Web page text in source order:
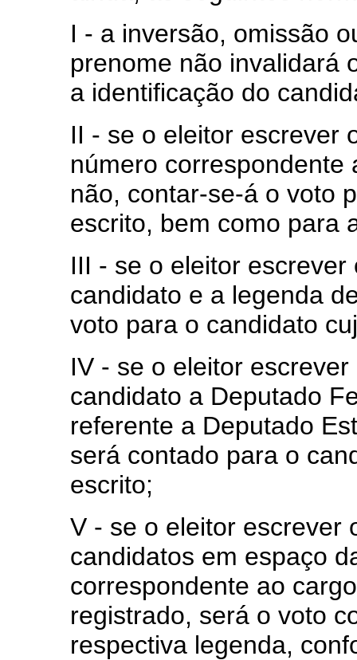
I - a inversão, omissão
prenome não invalidará
a identificação do
II - se o eleitor escrever
número correspondente
não, contar-se-á o voto
escrito, bem como para
III - se o eleitor
candidato e a legenda
voto para o candidato
IV - se o eleitor
candidato a Deputado
referente a Deputado
será contado para o
escrito;
V - se o eleitor escrever
candidatos em espaço
correspondente ao
registrado, será o voto
respectiva legenda,